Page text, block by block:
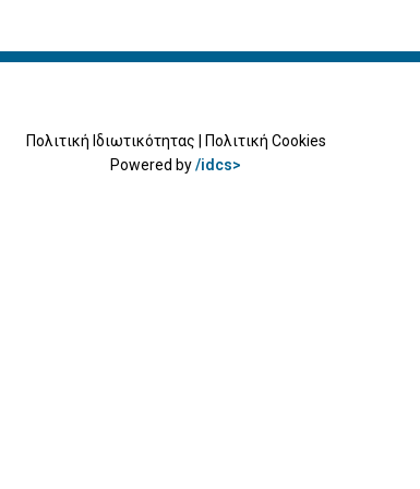
Πολιτική Ιδιωτικότητας
Πολιτική Cookies
Powered by/idcs>